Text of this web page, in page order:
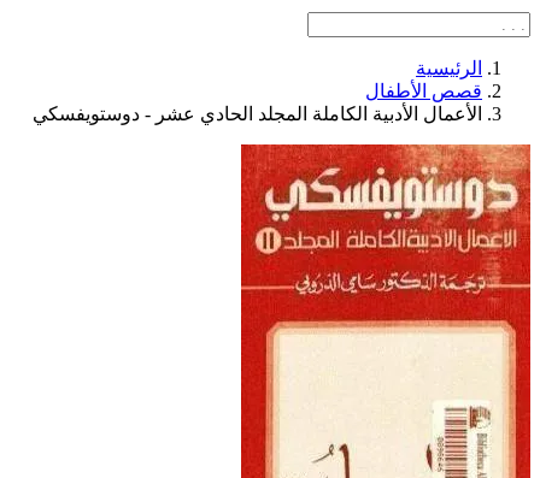
الرئيسية
قصص الأطفال
الأعمال الأدبية الكاملة المجلد الحادي عشر - دوستويفسكي